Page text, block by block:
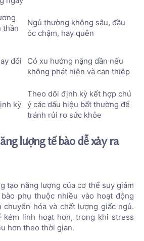
thần
Ngủ thường không sâu, đầu
óc chậm, hay quên
đổi
Có xu hướng nặng dần nếu
không phát hiện và can thiệp
kỳ
Theo dõi định kỳ kết hợp chú
ý các dấu hiệu bất thường để
tránh rủi ro sức khỏe
lượng tế bào dễ xảy ra
tạo năng lượng của cơ thể suy giảm
phụ thuộc nhiều vào hoạt động
hóa và chất lượng giấc ngủ.
kém linh hoạt hơn, trong khi stress
hơn theo thời gian.